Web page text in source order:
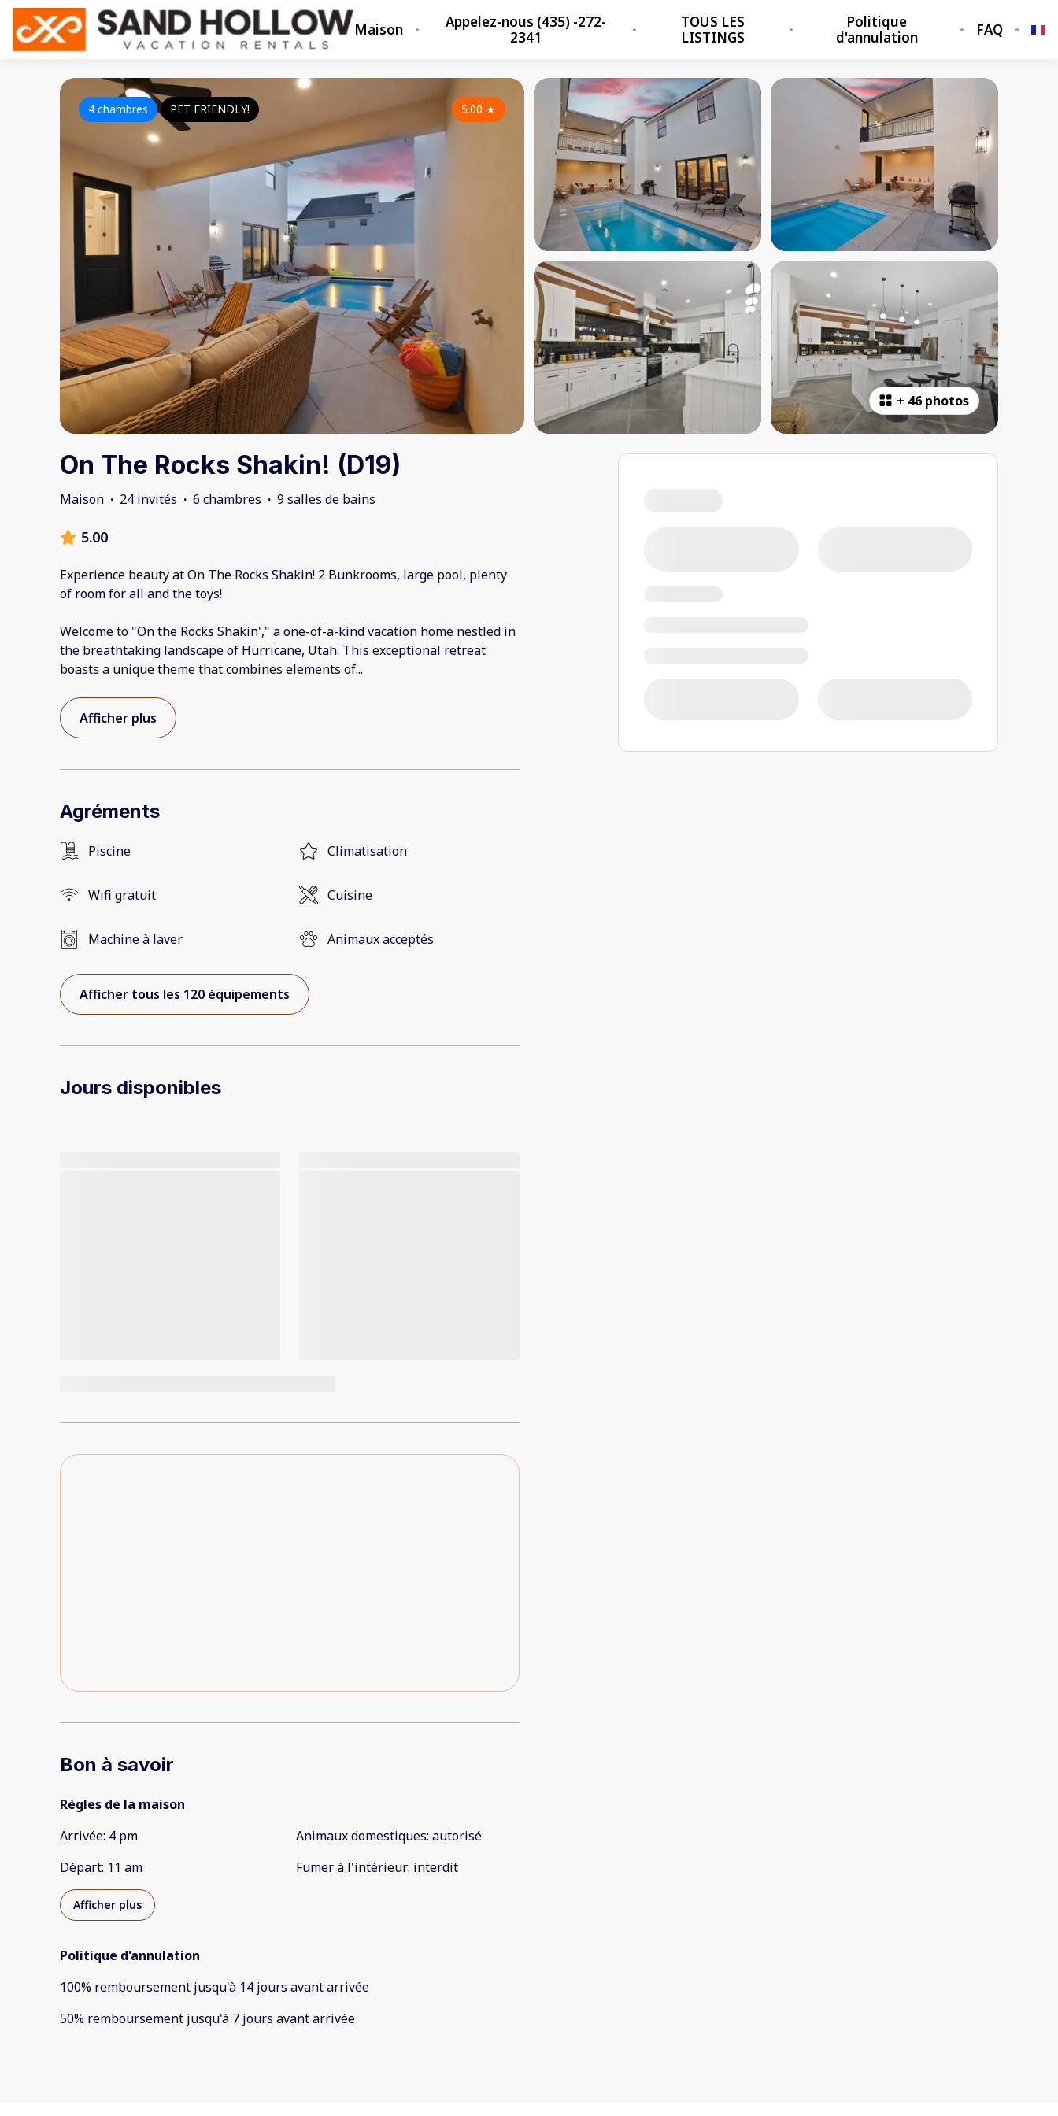
Maison
Appelez-nous (435) -272-
2341
TOUS LES
LISTINGS
Politique
d'annulation
FAQ
+ 46 photos
5.00 ★
4 chambres PET FRIENDLY!
On The Rocks Shakin! (D19)
Maison · 24 invités · 6 chambres · 9 salles de bains
5.00
Experience beauty at On The Rocks Shakin! 2 Bunkrooms, large pool, plenty
of room for all and the toys!
Welcome to "On the Rocks Shakin'," a one-of-a-kind vacation home nestled in
the breathtaking landscape of Hurricane, Utah. This exceptional retreat
boasts a unique theme that combines elements of...
Afficher plus
Agréments
Piscine Climatisation
Wifi gratuit Cuisine
Machine à laver Animaux acceptés
Afficher tous les 120 équipements
Jours disponibles
Bon à savoir
Règles de la maison
Arrivée: 4 pm
Départ: 11 am
Animaux domestiques: autorisé
Fumer à l'intérieur: interdit
Afficher plus
Politique d'annulation
100% remboursement jusqu'à 14 jours avantarrivée
50% remboursement jusqu'à 7 jours avantarrivée